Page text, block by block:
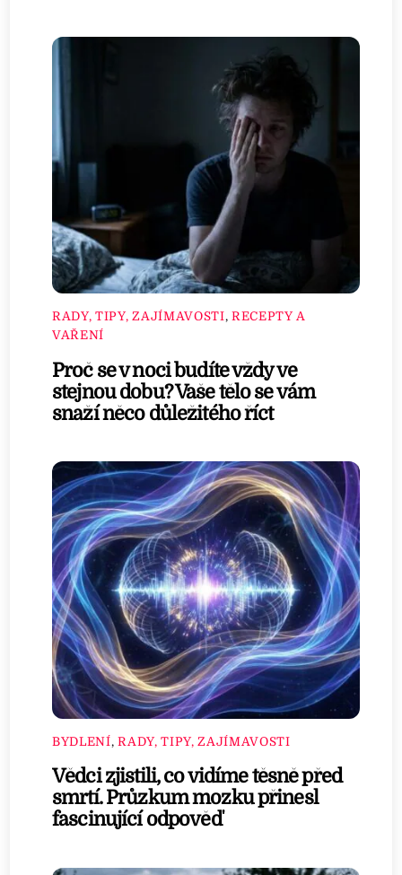
RADY, TIPY, ZAJÍMAVOSTI, RECEPTY A
VAŘENÍ
Proč se v noci budíte vždy ve
stejnou dobu? Vaše tělo se vám
snaží něco důležitého říct
BYDLENÍ,RADY, TIPY, ZAJÍMAVOSTI
Vědci zjistili, co vidíme těsně před
smrtí. Průzkum mozku přinesl
fascinující odpověď